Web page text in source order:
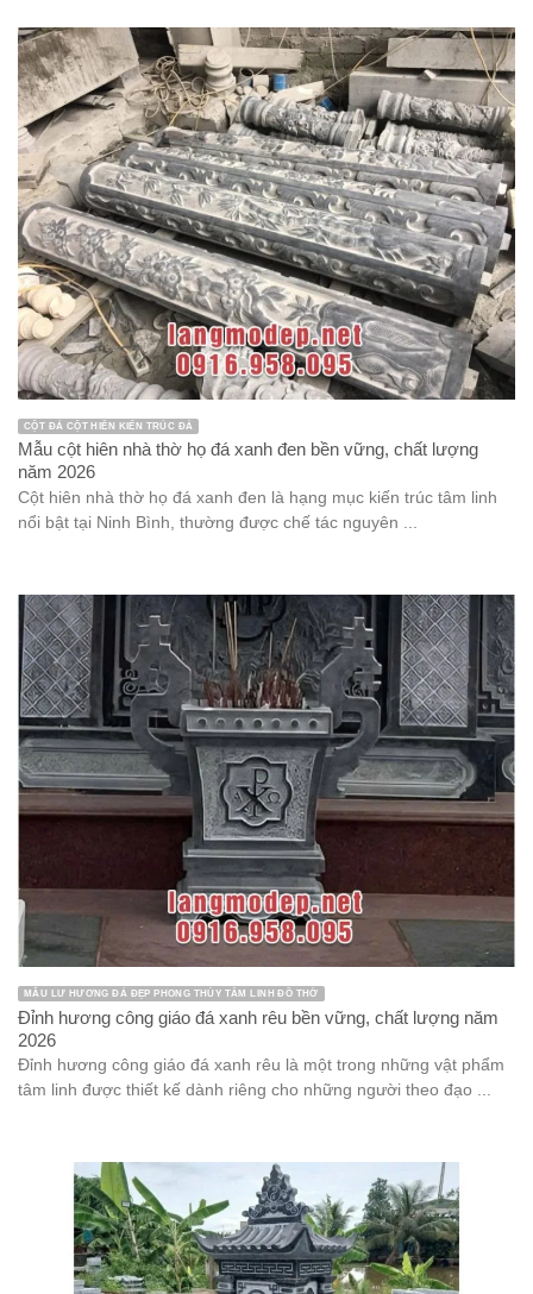
CỘT ĐÁ CỘT HIÊN KIẾN TRÚC ĐÁ
Mẫu cột hiên nhà thờ họ đá xanh đen bền vững, chất lượng
năm 2026
Cột hiên nhà thờ họ đá xanh đen là hạng mục kiến trúc tâm linh
nổi bật tại Ninh Bình, thường được chế tác nguyên ...
MẪU LƯ HƯƠNG ĐÁ ĐẸP PHONG THỦY TÂM LINH ĐỒ THỜ
Đỉnh hương công giáo đá xanh rêu bền vững, chất lượng năm
2026
Đỉnh hương công giáo đá xanh rêu là một trong những vật phẩm
tâm linh được thiết kế dành riêng cho những người theo đạo ...